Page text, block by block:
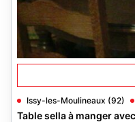
Issy-les-Moulineaux (92)
Table sella à manger